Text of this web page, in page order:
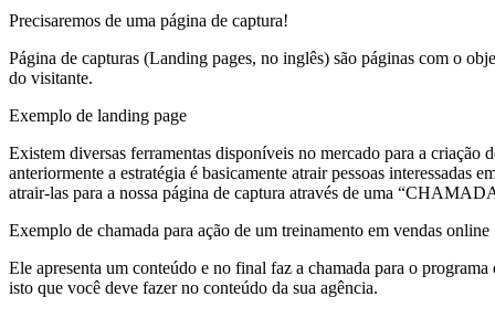
Precisaremos de uma página de captura!
Página de capturas (Landing pages, no inglês) são páginas com o
do visitante.
Exemplo de landing page
Existem diversas ferramentas disponíveis no mercado para a criação
anteriormente a estratégia é basicamente atrair pessoas interessadas
atrair-las para a nossa página de captura através de uma
Exemplo de chamada para ação de um treinamento em vendas online
Ele apresenta um conteúdo e no final faz a chamada para o
isto que você deve fazer no conteúdo da sua agência.